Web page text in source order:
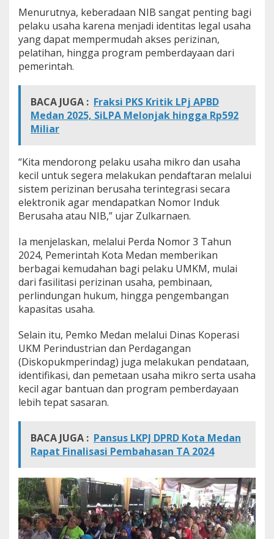
g
u
r
u
s
I
B
Menurutnya, keberadaan NIB sangat penting bagi
pelaku usaha karena menjadi identitas legal usaha
yang dapat mempermudah akses perizinan,
pelatihan, hingga program pemberdayaan dari
pemerintah.
BACA JUGA : Fraksi PKS Kritik LPj APBD
Medan 2025, SiLPA Melonjak hingga Rp592
Miliar
“Kita mendorong pelaku usaha mikro dan usaha
kecil untuk segera melakukan pendaftaran melalui
sistem perizinan berusaha terintegrasi secara
elektronik agar mendapatkan Nomor Induk
Berusaha atau NIB,” ujar Zulkarnaen.
Ia menjelaskan, melalui Perda Nomor 3 Tahun
2024, Pemerintah Kota Medan memberikan
berbagai kemudahan bagi pelaku UMKM, mulai
dari fasilitasi perizinan usaha, pembinaan,
perlindungan hukum, hingga pengembangan
kapasitas usaha.
Selain itu, Pemko Medan melalui Dinas Koperasi
UKM Perindustrian dan Perdagangan
(Diskopukmperindag) juga melakukan pendataan,
identifikasi, dan pemetaan usaha mikro serta usaha
kecil agar bantuan dan program pemberdayaan
lebih tepat sasaran.
BACA JUGA : Pansus LKPJ DPRD Kota Medan
Rapat Finalisasi Pembahasan TA 2024